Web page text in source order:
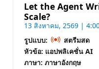
Let the Agent
Scale?
13 สิงหาคม, 2569 |
รูปแบบ:
สตรีมสด
หัวข้อ: แอปพลิเคชั่น AI
ภาษา: ภาษาอังกฤษ